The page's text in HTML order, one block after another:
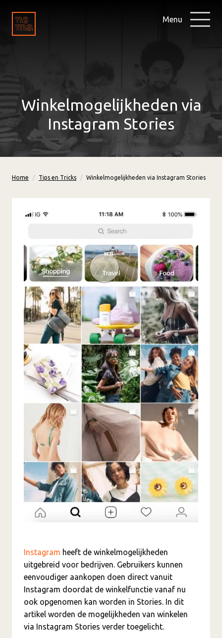
Menu
Winkelmogelijkheden via
Instagram Stories
Home Tips en Tricks Winkelmogelijkheden via Instagram Stories
Instagram heeft de winkelmogelijkheden
uitgebreid voor bedrijven. Gebruikers kunnen
eenvoudiger aankopen doen direct vanuit
Instagram doordat de winkelfunctie vanaf nu
ook opgenomen kan worden in Stories. In dit
artikel worden de mogelijkheden van winkelen
via Instagram Stories verder toegelicht.